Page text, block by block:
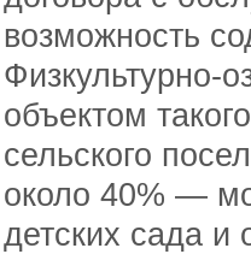
возможность
Физкультурно-
объектом
сельского
около 40% —
детских сада и